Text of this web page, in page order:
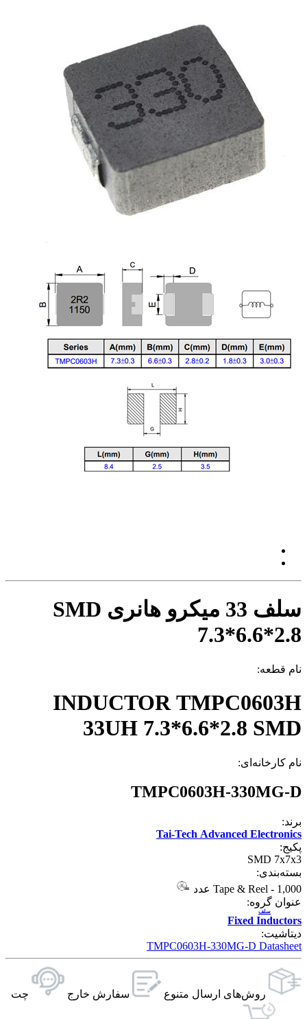
سلف 33 میکرو هانری SMD
7.3*6.6*2.8
نام قطعه:
INDUCTOR TMPC0603H
33UH 7.3*6.6*2.8 SMD
نام کارخانه‌ای:
TMPC0603H-330MG-D
برند:
Tai-Tech Advanced Electronics
پکیج:
SMD 7x7x3
بسته‌بندی:
Tape & Reel - 1,000 عدد
عنوان گروه:
Fixed Inductors
سلف
دیتاشیت:
TMPC0603H-330MG-D Datasheet
روش‌های ارسال‌ متنوع سفارش خارج چت